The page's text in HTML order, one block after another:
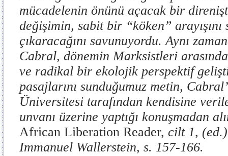
mücadelenin önünü açacak bir
değişimin, sabit bir “köken” arayışını
çıkaracağını savunuyordu. Aynı
Cabral, dönemin Marksistleri
ve radikal bir ekolojik perspektif
pasajlarını sunduğumuz metin,
Üniversitesi tarafından kendisine
unvanı üzerine yaptığı konuşmadan
African Liberation Reader, cilt 1,
Immanuel Wallerstein, s. 157-166.